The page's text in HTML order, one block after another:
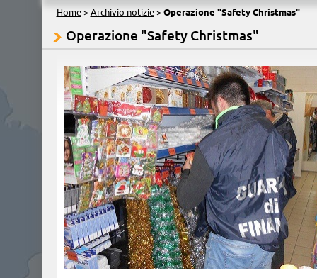
Home> Archivio notizie> Operazione "Safety Christmas"
Operazione "Safety Christmas"